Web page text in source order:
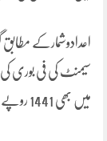
اعدادوشمارکے
میں بھی 1441 روپے تھی۔